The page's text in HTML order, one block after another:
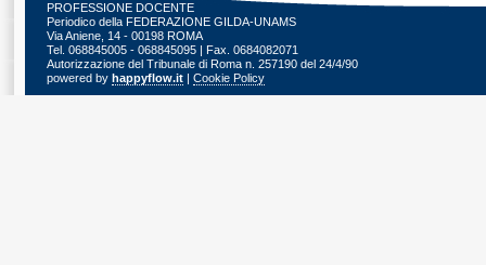
PROFESSIONE DOCENTE
Periodico della FEDERAZIONE GILDA-UNAMS
Via Aniene, 14 - 00198 ROMA
Tel. 068845005 - 068845095 | Fax. 0684082071
Autorizzazione del Tribunale di Roma n. 257190 del 24/4/90
powered by happyflow.it | Cookie Policy